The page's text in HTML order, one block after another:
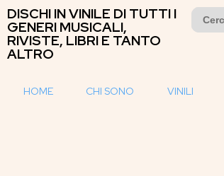
DISCHI IN VINILE DI TUTTI I
GENERI MUSICALI,
RIVISTE, LIBRI E TANTO
ALTRO
Search
for:
HOME CHI SONO VINILI